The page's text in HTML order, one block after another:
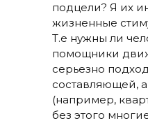
подцели? Я их
жизненные
Т.е нужны ли
помощники
серьезно
составляющей,
(например,
без этого